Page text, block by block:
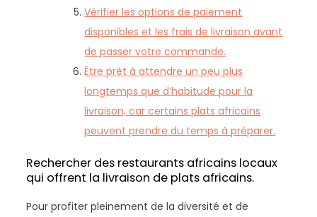
Vérifier les options de paiement
disponibles et les frais de livraison avant
de passer votre commande.
Être prêt à attendre un peu plus
longtemps que d’habitude pour la
livraison, car certains plats africains
peuvent prendre du temps à préparer.
Rechercher des restaurants africains locaux
qui offrent la livraison de plats africains.
Pour profiter pleinement de la diversité et de